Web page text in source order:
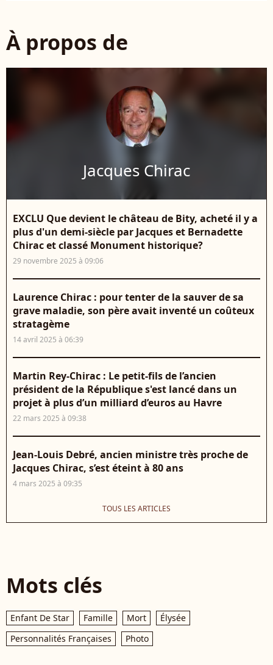
À propos de
Jacques Chirac
EXCLU Que devient le château de Bity, acheté il y a
plus d'un demi-siècle par Jacques et Bernadette
Chirac et classé Monument historique?
29 novembre 2025 à 09:06
Laurence Chirac : pour tenter de la sauver de sa
grave maladie, son père avait inventé un coûteux
stratagème
14 avril 2025 à 06:39
Martin Rey-Chirac : Le petit-fils de l’ancien
président de la République s'est lancé dans un
projet à plus d’un milliard d’euros au Havre
22 mars 2025 à 09:38
Jean-Louis Debré, ancien ministre très proche de
Jacques Chirac, s’est éteint à 80 ans
4 mars 2025 à 09:35
TOUS LES ARTICLES
Mots clés
Enfant De Star Famille Mort
Élysée
Personnalités Françaises
Photo